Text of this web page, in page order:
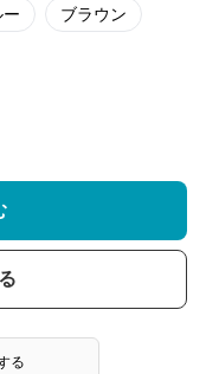
ブラウン
る